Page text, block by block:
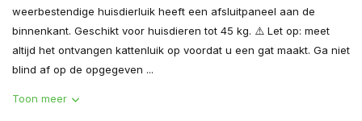
weerbestendige huisdierluik heeft een afsluitpaneel aan de
binnenkant. Geschikt voor huisdieren tot 45 kg. ⚠️ Let op: meet
altijd het ontvangen kattenluik op voordat u een gat maakt. Ga niet
blind af op de opgegeven ...
Toon meer